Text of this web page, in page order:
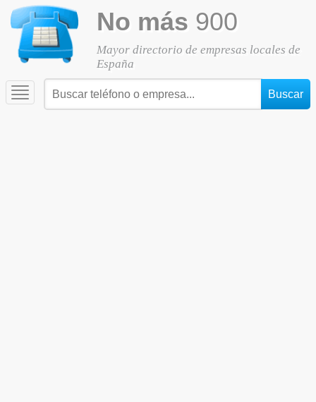
No más 900
Mayor directorio de empresas locales de
España
Toggle
navigation